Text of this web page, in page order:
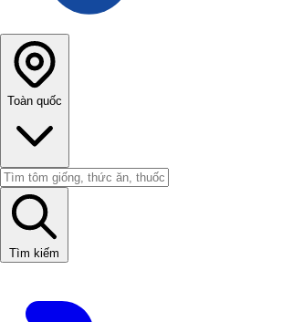
Toàn quốc
Tìm kiếm